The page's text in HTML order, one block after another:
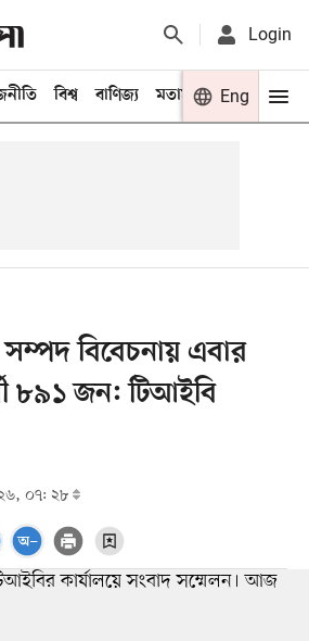
Login
বিশ্ব বাণিজ্য মতামত খেলা
Eng
সম্পদ বিবেচনায় এবার
৮৯১ জন: টিআইবি
০৭: ২৮